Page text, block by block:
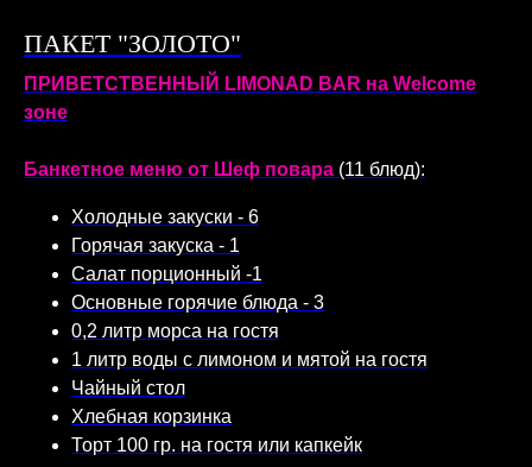
ПАКЕТ "ЗОЛОТО"
ПРИВЕТСТВЕННЫЙ LIMONAD BAR на Welcome
зоне
Банкетное меню от Шеф повара (11 блюд):
Холодные закуски - 6
Горячая закуска - 1
Салат порционный -1
Основные горячие блюда - 3
0,2 литр морса на гостя
1 литр воды с лимоном и мятой на гостя
Чайный стол
Хлебная корзинка
Торт 100 гр. на гостя или капкейк